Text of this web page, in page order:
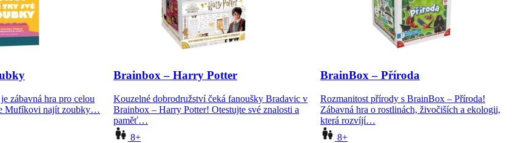
zábavná hra pro celou
Mufíkovi najít zoubky…
Brainbox – Harry Potter
Kouzelné dobrodružství čeká fanoušky Bradavic v
Brainbox – Harry Potter! Otestujte své znalosti a
paměť…
8+
BrainBox – Příroda
Rozmanitost přírody s BrainBox – Příroda!
Zábavná hra o rostlinách, živočiších a ekologii,
která rozvíjí…
8+